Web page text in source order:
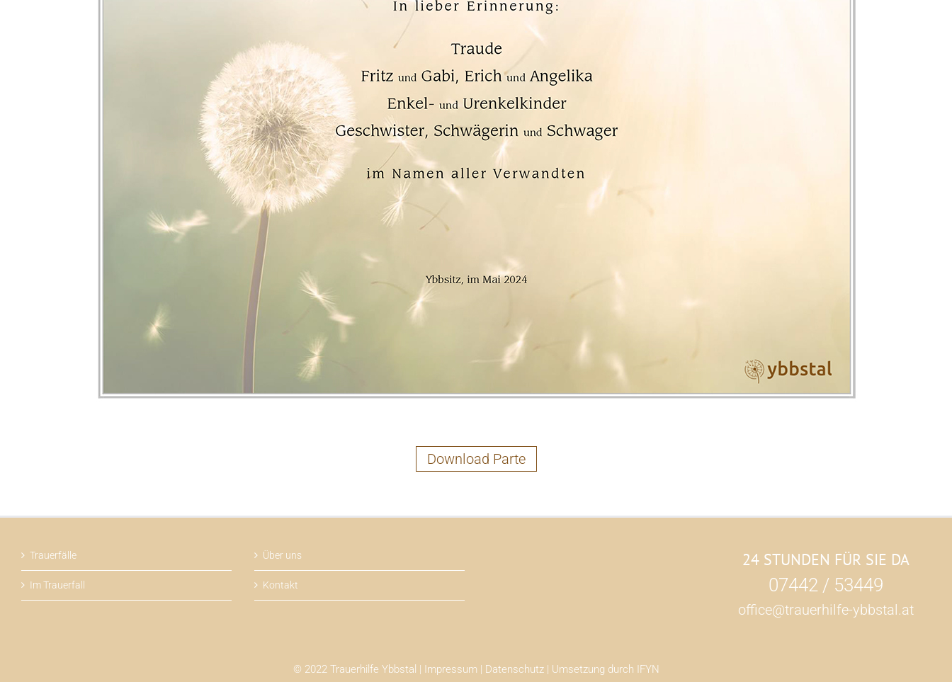
Download Parte
Trauerfälle
Im Trauerfall
Über uns
Kontakt
24 STUNDEN FÜR SIE DA
07442 / 53449
office@trauerhilfe-ybbstal.at
© 2022 Trauerhilfe Ybbstal | Impressum | Datenschutz| Umsetzung durch IFYN